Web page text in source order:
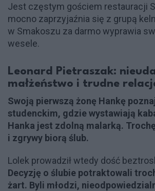
Jest częstym gościem restauracji
mocno zaprzyjaźnia się z grupą
w Smakoszu za darmo wyprawia
wesele.
Leonard Pietraszak:
małżeństwo i trudne
Swoją pierwszą żonę Hankę
studenckim, gdzie wystawiają
Hanka jest zdolną malarką.
i zgrywy biorą ślub.
Lolek prowadził wtedy dość
Decyzję o ślubie potraktowali
żart. Byli młodzi,